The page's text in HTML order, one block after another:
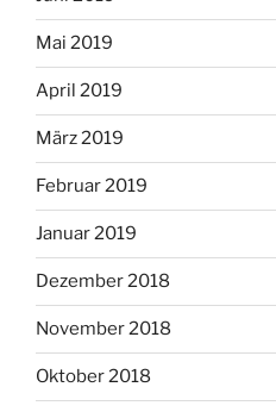
Mai 2019
April 2019
März 2019
Februar 2019
Januar 2019
Dezember 2018
November 2018
Oktober 2018